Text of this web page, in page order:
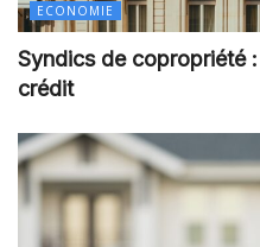
ECONOMIE
Syndics de copropriété
crédit